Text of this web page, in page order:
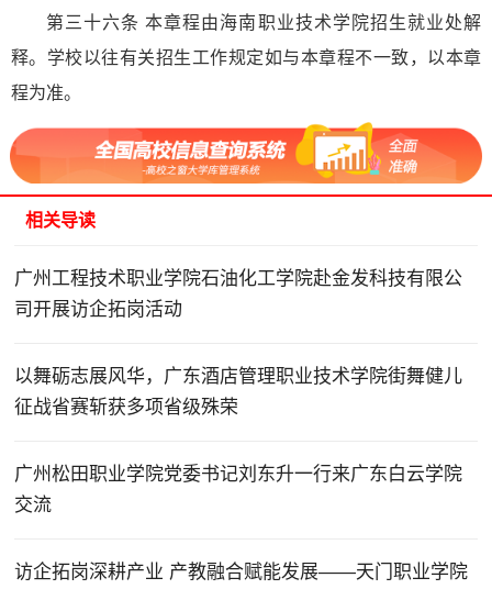
第三十六条 本章程由海南职业技术学院招生就业处解
释。学校以往有关招生工作规定如与本章程不一致，以本章
程为准。
相关导读
广州工程技术职业学院石油化工学院赴金发科技有限公
司开展访企拓岗活动
以舞砺志展风华，广东酒店管理职业技术学院街舞健儿
征战省赛斩获多项省级殊荣
广州松田职业学院党委书记刘东升一行来广东白云学院
交流
访企拓岗深耕产业 产教融合赋能发展——天门职业学院